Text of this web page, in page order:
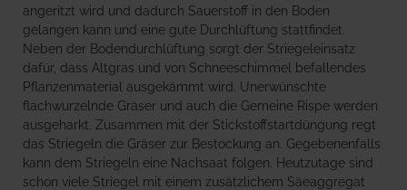
angeritzt wird und dadurch Sauerstoff in den Boden
gelangen kann und eine gute Durchlüftung stattfindet.
Neben der Bodendurchlüftung sorgt der Striegeleinsatz
dafür, dass Altgras und von Schneeschimmel befallendes
Pflanzenmaterial ausgekämmt wird. Unerwünschte
flachwurzelnde Gräser und auch die Gemeine Rispe werden
ausgeharkt. Zusammen mit der Stickstoffstartdüngung regt
das Striegeln die Gräser zur Bestockung an. Gegebenenfalls
kann dem Striegeln eine Nachsaat folgen. Heutzutage sind
schon viele Striegel mit einem zusätzlichem Säeaggregat